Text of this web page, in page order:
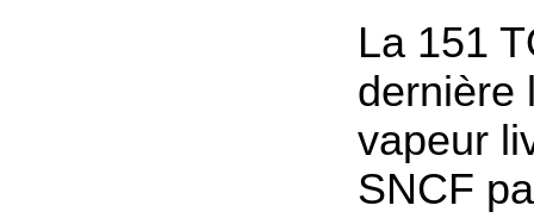
La 151
dernière
vapeur
SNCF